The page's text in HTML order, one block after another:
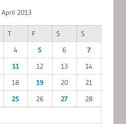
April 2013
T F S
S
4 5 6
7
11 12 13
14
18 19 20
21
25 26 27
28